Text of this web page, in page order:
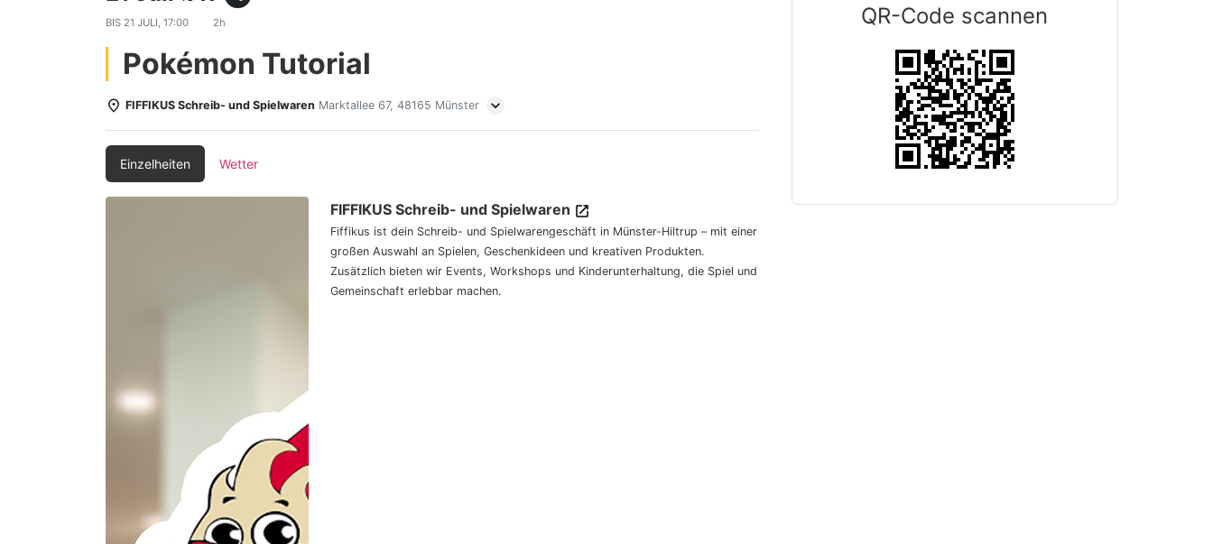
BIS 21 JULI, 17:00 2h
Pokémon Tutorial
FIFFIKUS Schreib- und Spielwaren Marktallee 67, 48165 Münster
Einzelheiten Wetter
FIFFIKUS Schreib- und Spielwaren
Fiffikus ist dein Schreib- und Spielwarengeschäft in Münster-Hiltrup – mit einer
großen Auswahl an Spielen, Geschenkideen und kreativen Produkten.
Zusätzlich bieten wir Events, Workshops und Kinderunterhaltung, die Spiel und
Gemeinschaft erlebbar machen.
QR-Code scannen